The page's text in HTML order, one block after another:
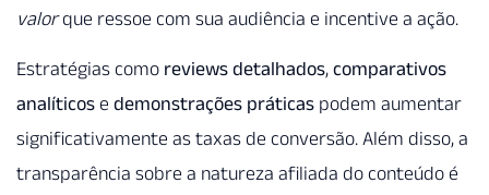
valorque ressoe com sua audiência e incentive a ação.
Estratégias como reviews detalhados, comparativos
analíticos e demonstrações práticas podem aumentar
significativamente as taxas de conversão. Além disso, a
transparência sobre a natureza afiliada do conteúdo é